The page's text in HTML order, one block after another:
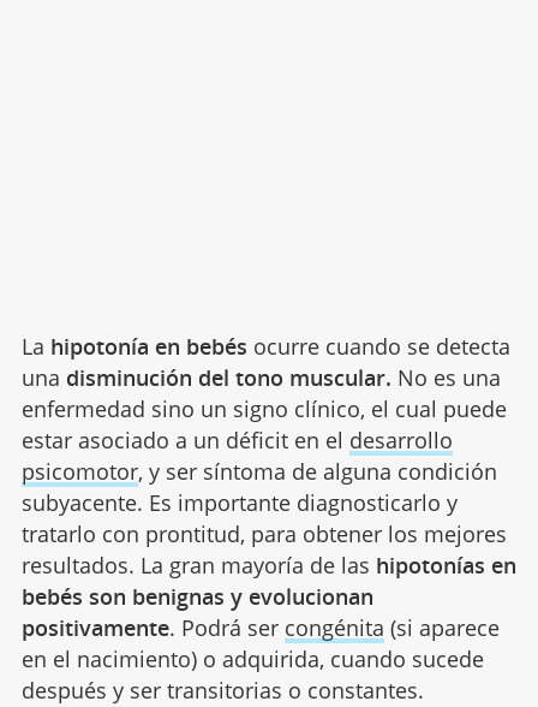
La hipotonía en bebés ocurre cuando se detecta
una disminución del tono muscular. No es una
enfermedad sino un signo clínico, el cual puede
estar asociado a un déficit en el desarrollo
psicomotor, y ser síntoma de alguna condición
subyacente. Es importante diagnosticarlo y
tratarlo con prontitud, para obtener los mejores
resultados. La gran mayoría de las hipotonías en
bebés son benignas y evolucionan
positivamente. Podrá ser congénita (si aparece
en el nacimiento) o adquirida, cuando sucede
después y ser transitorias o constantes.